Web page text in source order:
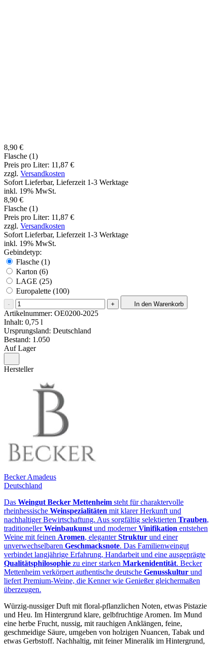
8,90 €
Flasche (1)
Preis pro Liter: 11,87 €
zzgl. Versandkosten
Sofort Lieferbar, Lieferzeit 1-3 Werktage
inkl. 19% MwSt.
8,90 €
Flasche (1)
Preis pro Liter: 11,87 €
zzgl. Versandkosten
Sofort Lieferbar, Lieferzeit 1-3 Werktage
inkl. 19% MwSt.
Gebindetyp:
Flasche (1)
Karton (6)
LAGE (25)
Europalette (100)
- + In den Warenkorb
Artikelnummer: OE0200-2025
Inhalt: 0,75 l
Ursprungsland: Deutschland
Bestand: 1.050
Auf Lager
Hersteller
Becker Amadeus
Deutschland
Das Weingut Becker Mettenheim steht für charaktervolle
rheinhessische Weinspezialitäten mit klarer Herkunft und
nachhaltiger Bewirtschaftung. Aus sorgfältig selektierten Trauben,
traditionellerWeinbaukunst und modernerVinifikation entstehen
Weine mit feinen Aromen, eleganterStruktur und einer
unverwechselbaren Geschmacksnote. Das Familienweingut
verbindet langjährige Erfahrung, Handarbeit und eine ausgeprägte
Qualitätsphilosophie zu einer starken Markenidentität. Becker
Mettenheim verkörpert authentische deutsche Genusskultur und
liefert Premium‑Weine, die Kenner wie Genießer gleichermaßen
überzeugen.
Würzig-nussiger Duft mit floral-pflanzlichen Noten, etwas Pistazie
und Heu. Im Hintergrund klare, gelbfruchtige Aromen. Im Mund
eine herbe Frucht, nussig, mit rauchigen Anklängen, feine,
geschmeidige Säure, umgeben von holzigen Nuancen, Tabak und
etwas Gerbstoff. Nachhaltig, mit feiner Mineralik im Hintergrund,